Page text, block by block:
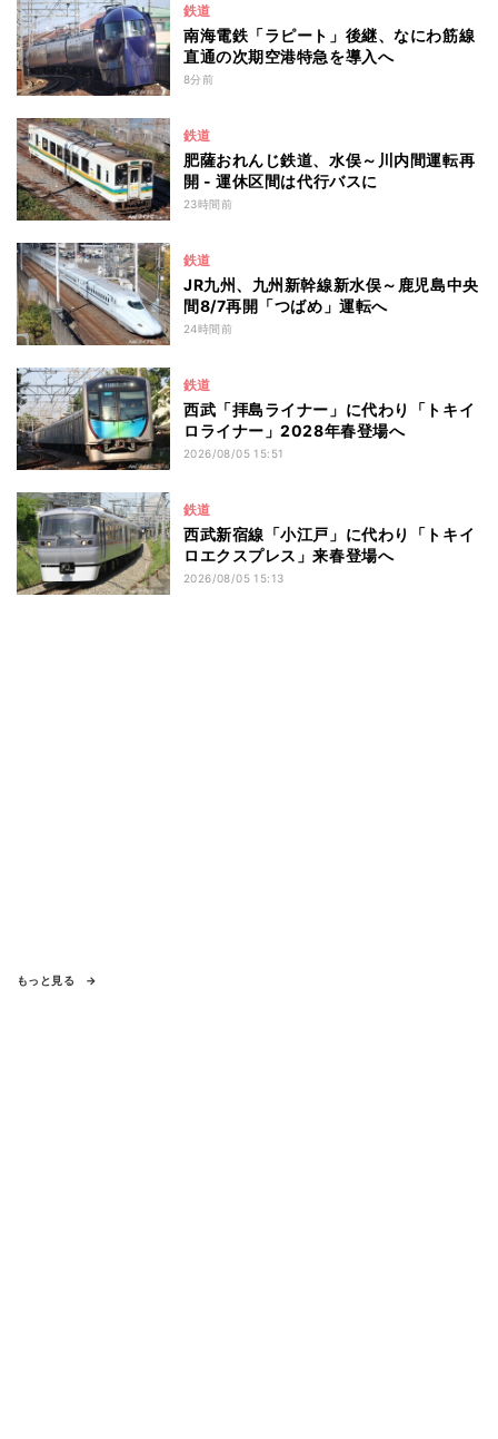
鉄道
南海電鉄「ラピート」後継、なにわ筋線
直通の次期空港特急を導入へ
8分前
鉄道
肥薩おれんじ鉄道、水俣～川内間運転再
開 - 運休区間は代行バスに
23時間前
鉄道
JR九州、九州新幹線新水俣～鹿児島中央
間8/7再開「つばめ」運転へ
24時間前
鉄道
西武「拝島ライナー」に代わり「トキイ
ロライナー」2028年春登場へ
2026/08/05 15:51
鉄道
西武新宿線「小江戸」に代わり「トキイ
ロエクスプレス」来春登場へ
2026/08/05 15:13
もっと見る